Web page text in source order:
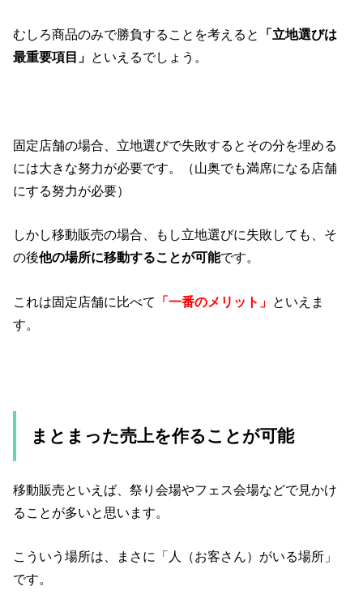
むしろ商品のみで勝負することを考えると
「立地選びは
最重要項目」 といえるでしょう。
固定店舗の場合、立地選びで失敗するとその分を埋める
には大きな努力が必要です。（山奥でも満席になる店舗
にする努力が必要）
しかし移動販売の場合、もし立地選びに失敗しても、そ
の後他の場所に移動することが可能です。
これは固定店舗に比べて 「一番のメリット」 といえま
す。
まとまった売上を作ることが可能
移動販売といえば、祭り会場やフェス会場などで見かけ
ることが多いと思います。
こういう場所は、まさに「人（お客さん）がいる場所」
です。